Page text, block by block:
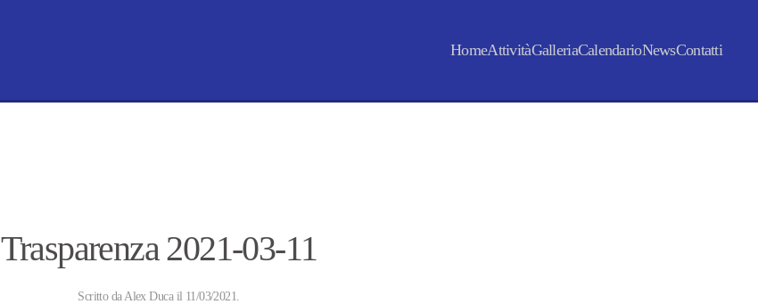
HomeAttivitàGalleriaCalendarioNewsContatti
Trasparenza 2021-03-11
Scritto daAlex Ducail 11/03/2021.